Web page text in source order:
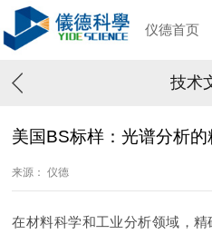
仪德首页
技术
美国BS标样：光谱分析的
来源： 仪德
在材料科学和工业分析领域，